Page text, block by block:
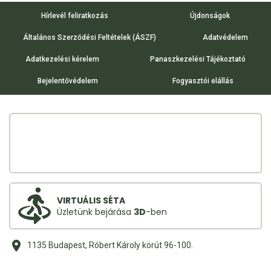
Hírlevél feliratkozás Újdonságok
Általános Szerződési Feltételek (ÁSZF) Adatvédelem
Adatkezelési kérelem Panaszkezelési Tájékoztató
Bejelentővédelem Fogyasztói elállás
VIRTUÁLIS SÉTA
Üzletünk bejárása 3D-ben
1135 Budapest, Róbert Károly körút 96-100.